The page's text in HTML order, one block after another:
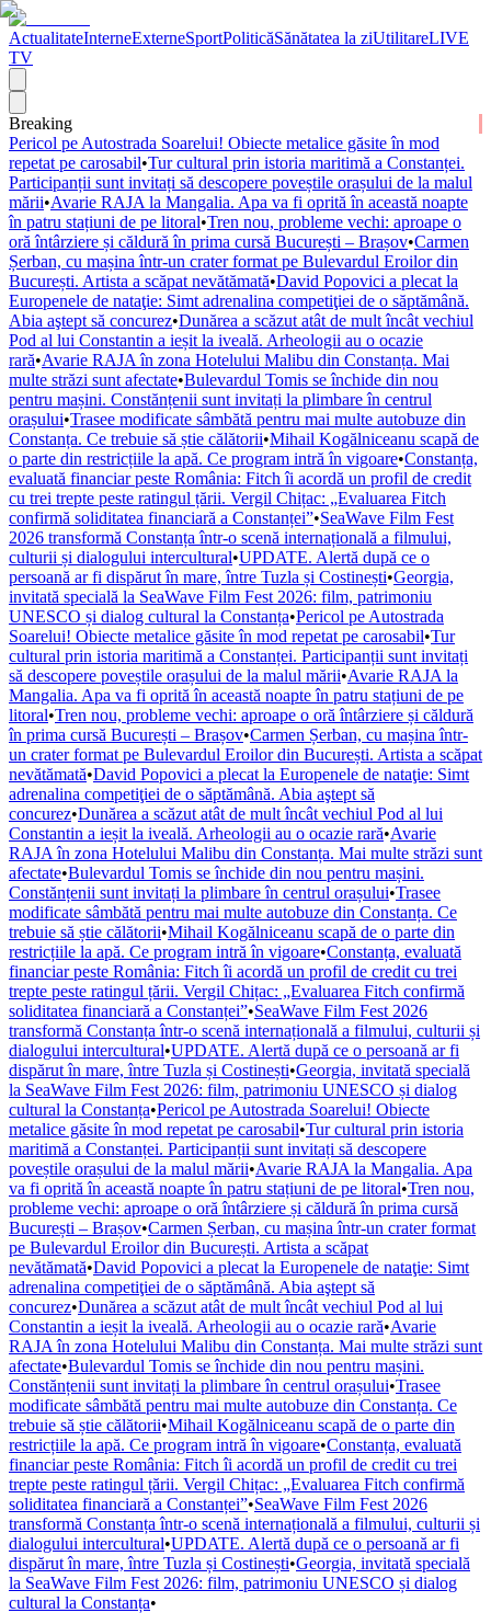
ActualitateInterneExterneSportPoliticăSănătatea la ziUtilitareLIVE
TV
Breaking
Pericol pe Autostrada Soarelui! Obiecte metalice găsite în mod
repetat pe carosabil•Tur cultural prin istoria maritimă a Constanței.
Participanții sunt invitați să descopere poveștile orașului de la malul
mării•Avarie RAJA la Mangalia. Apa va fi oprită în această noapte
în patru stațiuni de pe litoral•Tren nou, probleme vechi: aproape o
oră întârziere și căldură în prima cursă București – Brașov•Carmen
Șerban, cu mașina într-un crater format pe Bulevardul Eroilor din
București. Artista a scăpat nevătămată•David Popovici a plecat la
Europenele de nataţie: Simt adrenalina competiţiei de o săptămână.
Abia aştept să concurez•Dunărea a scăzut atât de mult încât vechiul
Pod al lui Constantin a ieșit la iveală. Arheologii au o ocazie
rară•Avarie RAJA în zona Hotelului Malibu din Constanța. Mai
multe străzi sunt afectate•Bulevardul Tomis se închide din nou
pentru mașini. Constănțenii sunt invitați la plimbare în centrul
orașului•Trasee modificate sâmbătă pentru mai multe autobuze din
Constanța. Ce trebuie să știe călătorii•Mihail Kogălniceanu scapă de
o parte din restricțiile la apă. Ce program intră în vigoare•Constanța,
evaluată financiar peste România: Fitch îi acordă un profil de credit
cu trei trepte peste ratingul țării. Vergil Chițac: „Evaluarea Fitch
confirmă soliditatea financiară a Constanței”•SeaWave Film Fest
2026 transformă Constanța într-o scenă internațională a filmului,
culturii și dialogului intercultural•UPDATE. Alertă după ce o
persoană ar fi dispărut în mare, între Tuzla și Costinești•Georgia,
invitată specială la SeaWave Film Fest 2026: film, patrimoniu
UNESCO și dialog cultural la Constanța•Pericol pe Autostrada
Soarelui! Obiecte metalice găsite în mod repetat pe carosabil•Tur
cultural prin istoria maritimă a Constanței. Participanții sunt invitați
să descopere poveștile orașului de la malul mării•Avarie RAJA la
Mangalia. Apa va fi oprită în această noapte în patru stațiuni de pe
litoral•Tren nou, probleme vechi: aproape o oră întârziere și căldură
în prima cursă București – Brașov•Carmen Șerban, cu mașina într-
un crater format pe Bulevardul Eroilor din București. Artista a scăpat
nevătămată•David Popovici a plecat la Europenele de nataţie: Simt
adrenalina competiţiei de o săptămână. Abia aştept să
concurez•Dunărea a scăzut atât de mult încât vechiul Pod al lui
Constantin a ieșit la iveală. Arheologii au o ocazie rară•Avarie
RAJA în zona Hotelului Malibu din Constanța. Mai multe străzi sunt
afectate•Bulevardul Tomis se închide din nou pentru mașini.
Constănțenii sunt invitați la plimbare în centrul orașului•Trasee
modificate sâmbătă pentru mai multe autobuze din Constanța. Ce
trebuie să știe călătorii•Mihail Kogălniceanu scapă de o parte din
restricțiile la apă. Ce program intră în vigoare•Constanța, evaluată
financiar peste România: Fitch îi acordă un profil de credit cu trei
trepte peste ratingul țării. Vergil Chițac: „Evaluarea Fitch confirmă
soliditatea financiară a Constanței”•SeaWave Film Fest 2026
transformă Constanța într-o scenă internațională a filmului, culturii și
dialogului intercultural•UPDATE. Alertă după ce o persoană ar fi
dispărut în mare, între Tuzla și Costinești•Georgia, invitată specială
la SeaWave Film Fest 2026: film, patrimoniu UNESCO și dialog
cultural la Constanța•Pericol pe Autostrada Soarelui! Obiecte
metalice găsite în mod repetat pe carosabil•Tur cultural prin istoria
maritimă a Constanței. Participanții sunt invitați să descopere
poveștile orașului de la malul mării•Avarie RAJA la Mangalia. Apa
va fi oprită în această noapte în patru stațiuni de pe litoral•Tren nou,
probleme vechi: aproape o oră întârziere și căldură în prima cursă
București – Brașov•Carmen Șerban, cu mașina într-un crater format
pe Bulevardul Eroilor din București. Artista a scăpat
nevătămată•David Popovici a plecat la Europenele de nataţie: Simt
adrenalina competiţiei de o săptămână. Abia aştept să
concurez•Dunărea a scăzut atât de mult încât vechiul Pod al lui
Constantin a ieșit la iveală. Arheologii au o ocazie rară•Avarie
RAJA în zona Hotelului Malibu din Constanța. Mai multe străzi sunt
afectate•Bulevardul Tomis se închide din nou pentru mașini.
Constănțenii sunt invitați la plimbare în centrul orașului•Trasee
modificate sâmbătă pentru mai multe autobuze din Constanța. Ce
trebuie să știe călătorii•Mihail Kogălniceanu scapă de o parte din
restricțiile la apă. Ce program intră în vigoare•Constanța, evaluată
financiar peste România: Fitch îi acordă un profil de credit cu trei
trepte peste ratingul țării. Vergil Chițac: „Evaluarea Fitch confirmă
soliditatea financiară a Constanței”•SeaWave Film Fest 2026
transformă Constanța într-o scenă internațională a filmului, culturii și
dialogului intercultural•UPDATE. Alertă după ce o persoană ar fi
dispărut în mare, între Tuzla și Costinești•Georgia, invitată specială
la SeaWave Film Fest 2026: film, patrimoniu UNESCO și dialog
cultural la Constanța•